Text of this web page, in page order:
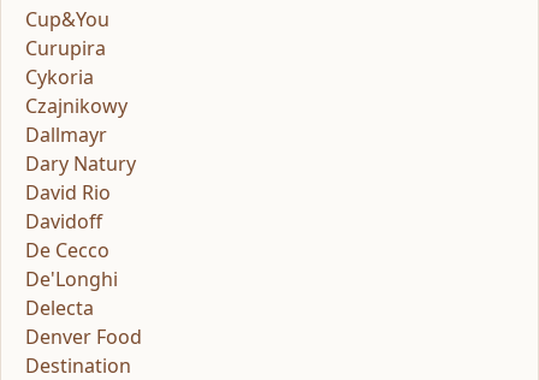
Cup&You
Curupira
Cykoria
Czajnikowy
Dallmayr
Dary Natury
David Rio
Davidoff
De Cecco
De'Longhi
Delecta
Denver Food
Destination